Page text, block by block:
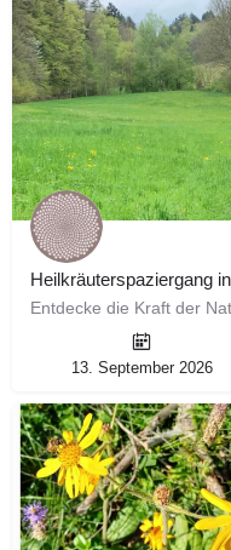
Heilkräuterspaziergang
13. September 2026